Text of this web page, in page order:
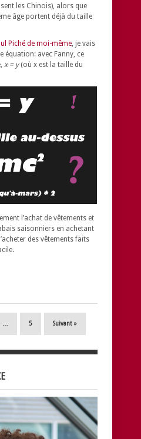
les Chinois), alors que
âge portent déjà du taille
Piché de moi-même , je vais
équation: avec Fanny, ce
x = y(où x est la taille du
l’achat de vêtements et
saisonniers en achetant
des vêtements faits
5 Suivant »